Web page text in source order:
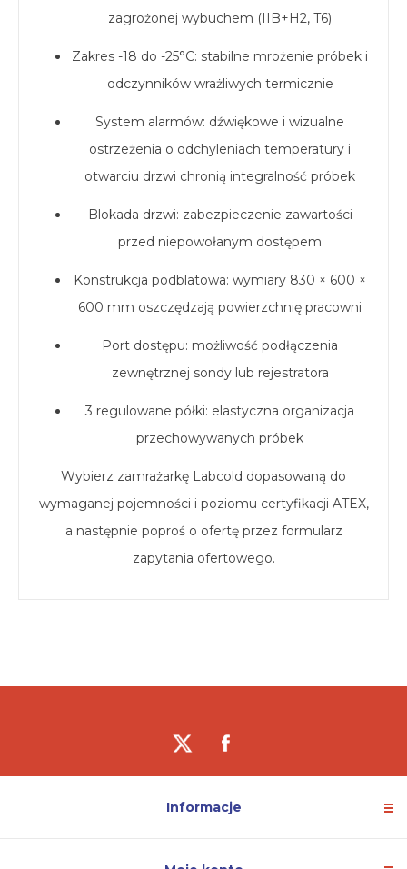
zagrożonej wybuchem (IIB+H2, T6)
Zakres -18 do -25°C: stabilne mrożenie próbek i
odczynników wrażliwych termicznie
System alarmów: dźwiękowe i wizualne
ostrzeżenia o odchyleniach temperatury i
otwarciu drzwi chronią integralność próbek
Blokada drzwi: zabezpieczenie zawartości
przed niepowołanym dostępem
Konstrukcja podblatowa: wymiary 830 × 600 ×
600 mm oszczędzają powierzchnię pracowni
Port dostępu: możliwość podłączenia
zewnętrznej sondy lub rejestratora
3 regulowane półki: elastyczna organizacja
przechowywanych próbek
Wybierz zamrażarkę Labcold dopasowaną do
wymaganej pojemności i poziomu certyfikacji ATEX,
a następnie poproś o ofertę przez formularz
zapytania ofertowego.
Informacje